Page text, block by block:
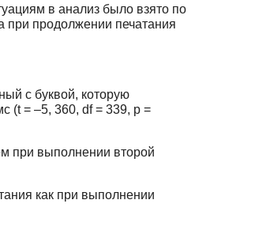
в анализ было взято по
при продолжении печатания
с буквой, которую
(t = –5, 360, df = 339, p =
при выполнении второй
как при выполнении